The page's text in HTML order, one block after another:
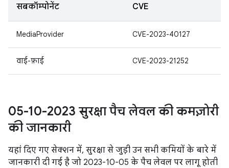
सबकॉम्पोनेंट CVE
MediaProvider CVE-2023-40127
वाई-फ़ाई CVE-2023-21252
05-10-2023 सुरक्षा पैच लेवल की कमज़ोरी
की जानकारी
यहां दिए गए सेक्शन में, सुरक्षा से जुड़ी उन सभी कमियों के बारे में
जानकारी दी गई है जो 2023-10-05 के पैच लेवल पर लागू होती